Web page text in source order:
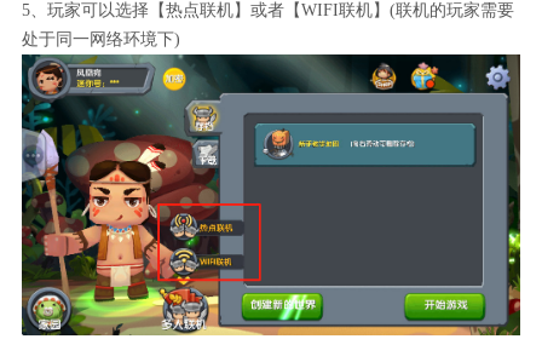
5、玩家可以选择【热点联机】或者【WIFI联机】(联机的玩家需要
处于同一网络环境下)